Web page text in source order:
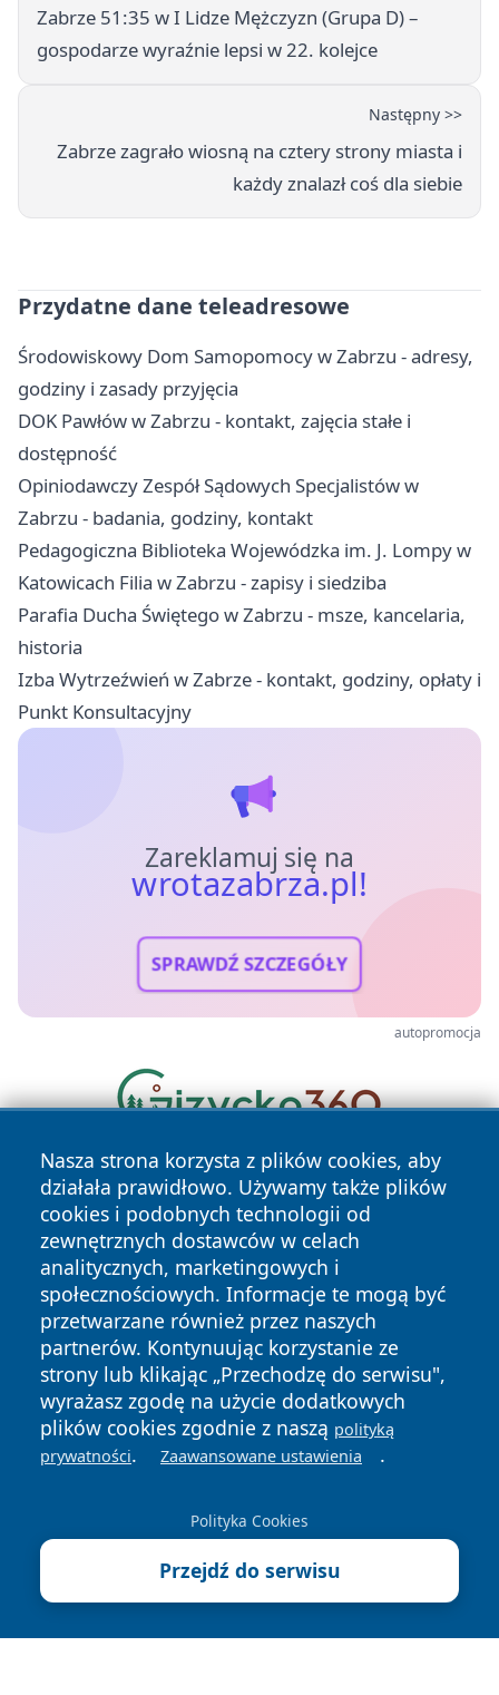
Zabrze 51:35 w I Lidze Mężczyzn (Grupa D) –
gospodarze wyraźnie lepsi w 22. kolejce
Następny >>
Zabrze zagrało wiosną na cztery strony miasta i
każdy znalazł coś dla siebie
Przydatne dane teleadresowe
Środowiskowy Dom Samopomocy w Zabrzu - adresy,
godziny i zasady przyjęcia
DOK Pawłów w Zabrzu - kontakt, zajęcia stałe i
dostępność
Opiniodawczy Zespół Sądowych Specjalistów w
Zabrzu - badania, godziny, kontakt
Pedagogiczna Biblioteka Wojewódzka im. J. Lompy w
Katowicach Filia w Zabrzu - zapisy i siedziba
Parafia Ducha Świętego w Zabrzu - msze, kancelaria,
historia
Izba Wytrzeźwień w Zabrze - kontakt, godziny, opłaty i
Punkt Konsultacyjny
Zareklamuj się na
wrotazabrza.pl!
SPRAWDŹ SZCZEGÓŁY
autopromocja
Nasza strona korzysta z plików cookies, aby
działała prawidłowo. Używamy także plików
cookies i podobnych technologii od
zewnętrznych dostawców w celach
analitycznych, marketingowych i
społecznościowych. Informacje te mogą być
przetwarzane również przez naszych
partnerów. Kontynuując korzystanie ze
strony lub klikając „Przechodzę do serwisu",
wyrażasz zgodę na użycie dodatkowych
plików cookies zgodnie z naszą polityką
prywatności. Zaawansowane ustawienia .
Polityka Cookies
Przejdź do serwisu
Copyright © 2026 wrotazabrza.pl Wszystkie prawa
zastrzeżone.
News Autorzy
Polityka
Prywatności
Polityka
Cookies